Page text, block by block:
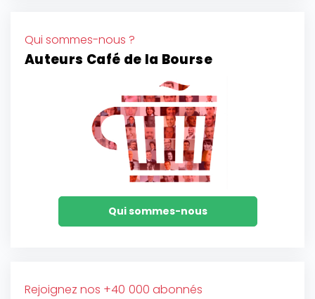
Qui sommes-nous ?
Auteurs Café de la Bourse
Qui sommes-nous
Rejoignez nos +40 000 abonnés